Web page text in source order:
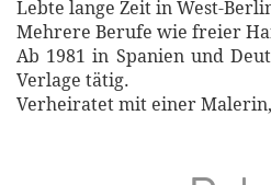
Lebte lange Zeit in West-
Mehrere Berufe wie freier
Ab 1981 in Spanien und
Verlage tätig.
Verheiratet mit einer